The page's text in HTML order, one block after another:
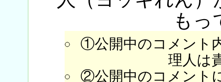
もっ
①公開中のコメント
理人は
②公開中のコメント